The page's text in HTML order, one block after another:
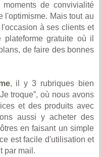
de convivialité
l'optimisme. Mais tout au
à ses clients et
plateforme gratuite où il
de faire des bonnes
, il y 3 rubriques bien
troque”, où nous avons
et des produits avec
aussi y acheter des
en faisant un simple
est facile d'utilisation et
par mail.